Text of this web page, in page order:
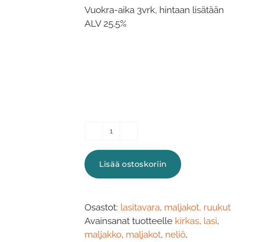
Vuokra-aika 3vrk, hintaan lisätään
ALV 25,5%
Maljakko,
neliö,
pieni
määrä
Lisää ostoskoriin
Osastot: lasitavara, maljakot, ruukut
Avainsanat tuotteelle kirkas, lasi,
maljakko, maljakot, neliö,